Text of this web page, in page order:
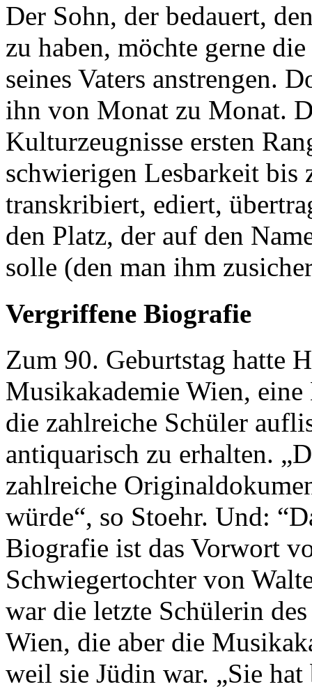
Der Sohn, der bedauert,
zu haben, möchte gerne
seines Vaters anstrengen.
ihn von Monat zu Monat.
Kulturzeugnisse ersten
schwierigen Lesbarkeit bis
transkribiert, ediert,
den Platz, der auf den
solle (den man ihm
Vergriffene Biografie
Zum 90. Geburtstag hatte
Musikakademie Wien,
die zahlreiche Schüler
antiquarisch zu erhalten.
zahlreiche
würde“, so Stoehr. Und:
Biografie ist das Vorwort
Schwiegertochter von
war die letzte Schülerin
Wien, die aber die
weil sie Jüdin war. „Sie